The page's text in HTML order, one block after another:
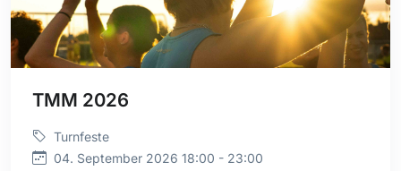
TMM 2026
Turnfeste
04. September 2026 18:00 - 23:00